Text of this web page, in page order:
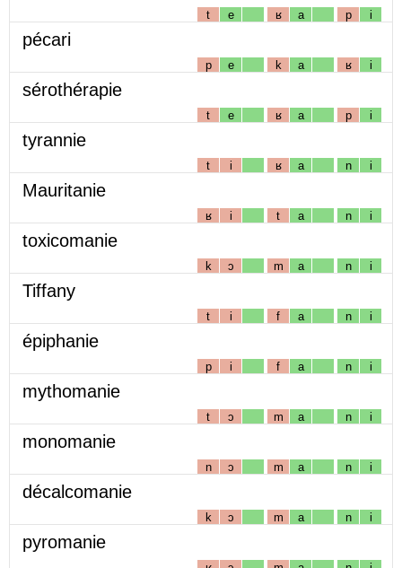
t e ʁ a p i
pécari
p e k a ʁ i
sérothérapie
t e ʁ a p i
tyrannie
t i ʁ a n i
Mauritanie
ʁ i t a n i
toxicomanie
k ɔ m a n i
Tiffany
t i f a n i
épiphanie
p i f a n i
mythomanie
t ɔ m a n i
monomanie
n ɔ m a n i
décalcomanie
k ɔ m a n i
pyromanie